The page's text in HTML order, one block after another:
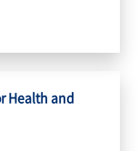
Health and